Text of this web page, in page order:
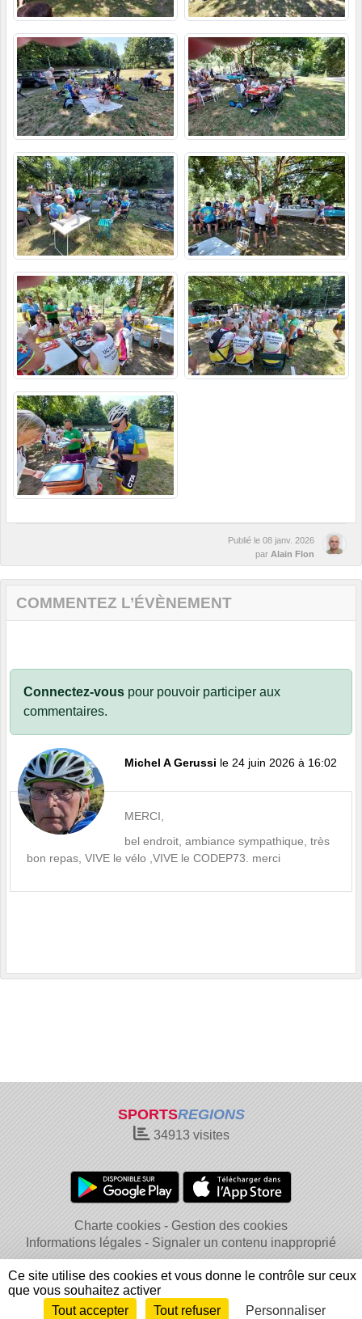
Publié le 08 janv. 2026
par Alain Flon
COMMENTEZ L’ÉVÈNEMENT
Connectez-vous pour pouvoir participer aux
commentaires.
Michel A Gerussi le 24 juin 2026 à 16:02
MERCI,
bel endroit, ambiance sympathique, très
bon repas, VIVE le vélo ,VIVE le CODEP73. merci
SPORTSREGIONS
34913visites
Charte cookies
Gestion des cookies
Informations légales
Signaler un contenu inapproprié
Envie de participer ? Connexion
Ce site utilise des cookies et vous donne le contrôle sur ceux
que vous souhaitez activer
Tout accepter
Tout refuser Personnaliser